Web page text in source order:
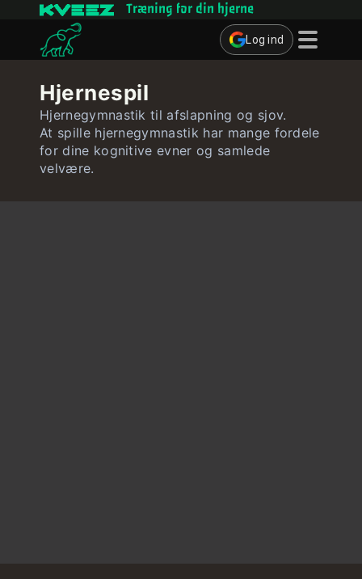
Træning for din hjerne
Log ind
Quizzer
Bruger
Hjernespil
Hjernegymnastik til afslapning og sjov.
At spille hjernegymnastik har mange fordele
for dine kognitive evner og samlede
velvære.